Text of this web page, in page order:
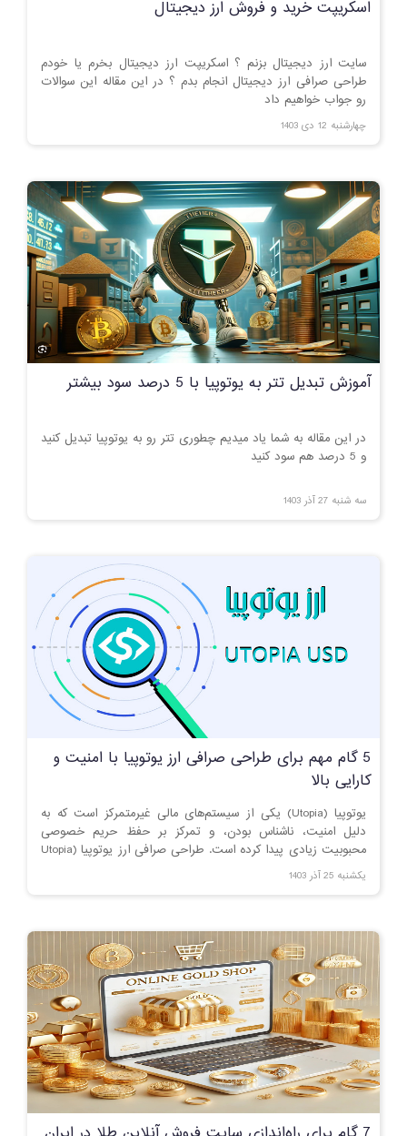
اسکریپت خرید و فروش ارز دیجیتال
سایت ارز دیجیتال بزنم ؟ اسکریپت ارز دیجیتال بخرم یا خودم
طراحی صرافی ارز دیجیتال انجام بدم ؟ در این مقاله این سوالات
رو جواب خواهیم داد
چهارشنبه 12 دی 1403
آموزش تبدیل تتر به یوتوپیا با 5 درصد سود بیشتر
در این مقاله به شما یاد میدیم چطوری تتر رو به یوتوپیا تبدیل کنید
و 5 درصد هم سود کنید
سه شنبه 27 آذر 1403
5 گام مهم برای طراحی صرافی ارز یوتوپیا با امنیت و
کارایی بالا
یوتوپیا (Utopia) یکی از سیستم‌های مالی غیرمتمرکز است که به
دلیل امنیت، ناشناس بودن، و تمرکز بر حفظ حریم خصوصی
محبوبیت زیادی پیدا کرده است. طراحی صرافی ارز یوتوپیا (Utopia
درک عمیق از فناوری بلاکچین، قوانین تجارت الکترونیک و بهترین
یکشنبه 25 آذر 1403